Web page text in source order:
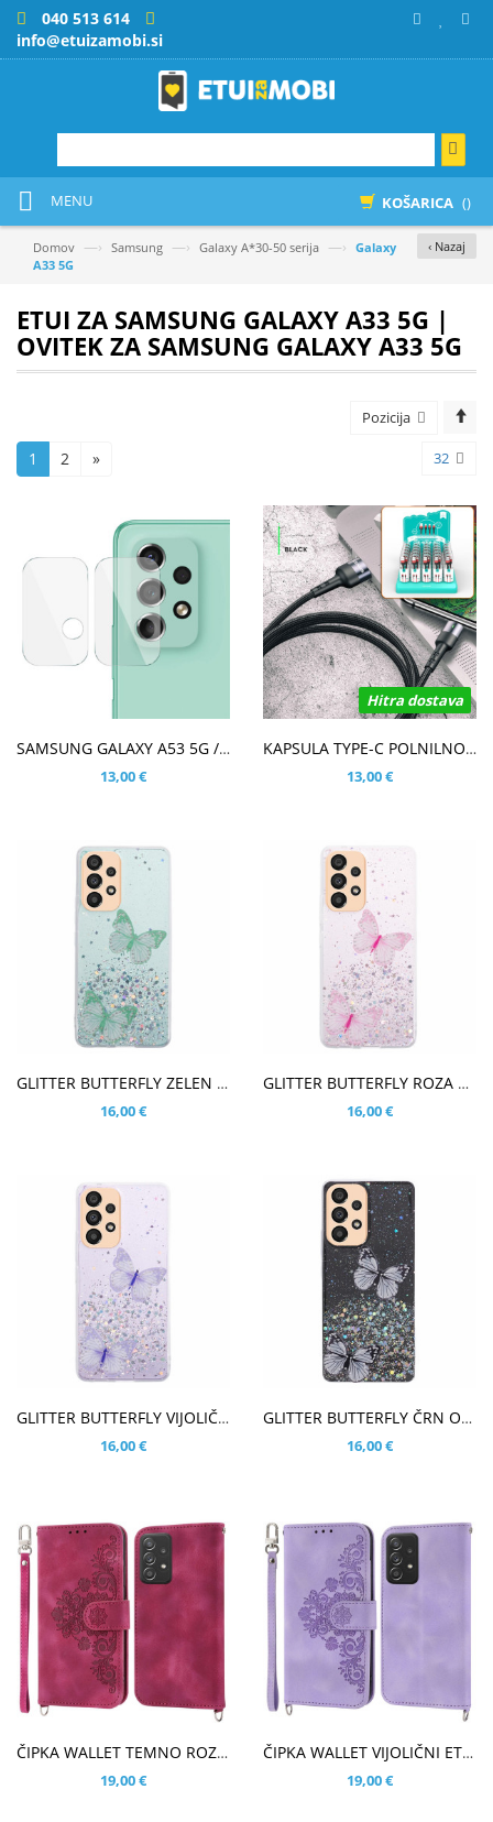
040 513 614
info@etuizamobi.si
KOŠARICA ()
MENU
‹ Nazaj
Domov —› Samsung —› Galaxy A*30-50 serija —› Galaxy
A33 5G
ETUI ZA SAMSUNG GALAXY A33 5G |
OVITEK ZA SAMSUNG GALAXY A33 5G
Pozicija
32
1 2 »
SAMSUNG GALAXY A53 5G / A33 5G KALJENO STEKLO ZA ZADNJO KAMERO - 2KOM
13,00 €
Hitra dostava
KAPSULA TYPE-C POLNILNO PODATKOVNI KABEL
13,00 €
GLITTER BUTTERFLY ZELEN OVITEK ZA SAMSUNG GALAXY A33 5G
16,00 €
GLITTER BUTTERFLY ROZA OVITEK ZA SAMSUNG GALAXY A33 5G
16,00 €
GLITTER BUTTERFLY VIJOLIČNI OVITEK ZA SAMSUNG GALAXY A33 5G
16,00 €
GLITTER BUTTERFLY ČRN OVITEK ZA SAMSUNG GALAXY A33 5G
16,00 €
ČIPKA WALLET TEMNO ROZA ETUI ZA SAMSUNG GALAXY A33 5G
19,00 €
ČIPKA WALLET VIJOLIČNI ETUI ZA SAMSUNG GALAXY A33 5G
19,00 €